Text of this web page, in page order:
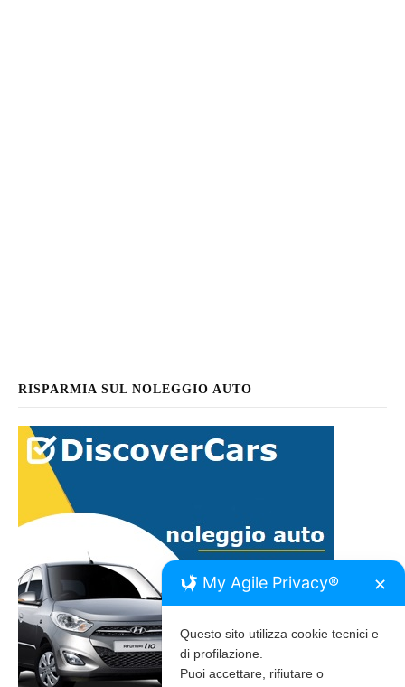
RISPARMIA SUL NOLEGGIO AUTO
My Agile Privacy® ✕
Questo sito utilizza cookie tecnici e
di profilazione.
Puoi accettare, rifiutare o